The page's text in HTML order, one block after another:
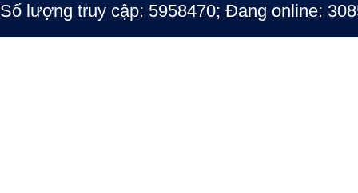
Số lượng truy cập: 5958470; Đang online: